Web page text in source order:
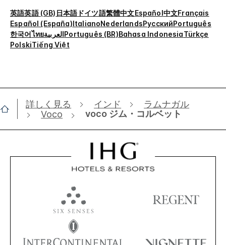
英語英語 (GB) 日本語 ドイツ語繁體中文Español中文Français
Español (España)ItalianoNederlandsРусскийPortuguês
한국어ไทยالعربيةPortuguês (BR)Bahasa IndonesiaTürkçe
PolskiTiếng Việt
詳しく見る インド
ラムナガル
Voco
voco ジム・コルベット